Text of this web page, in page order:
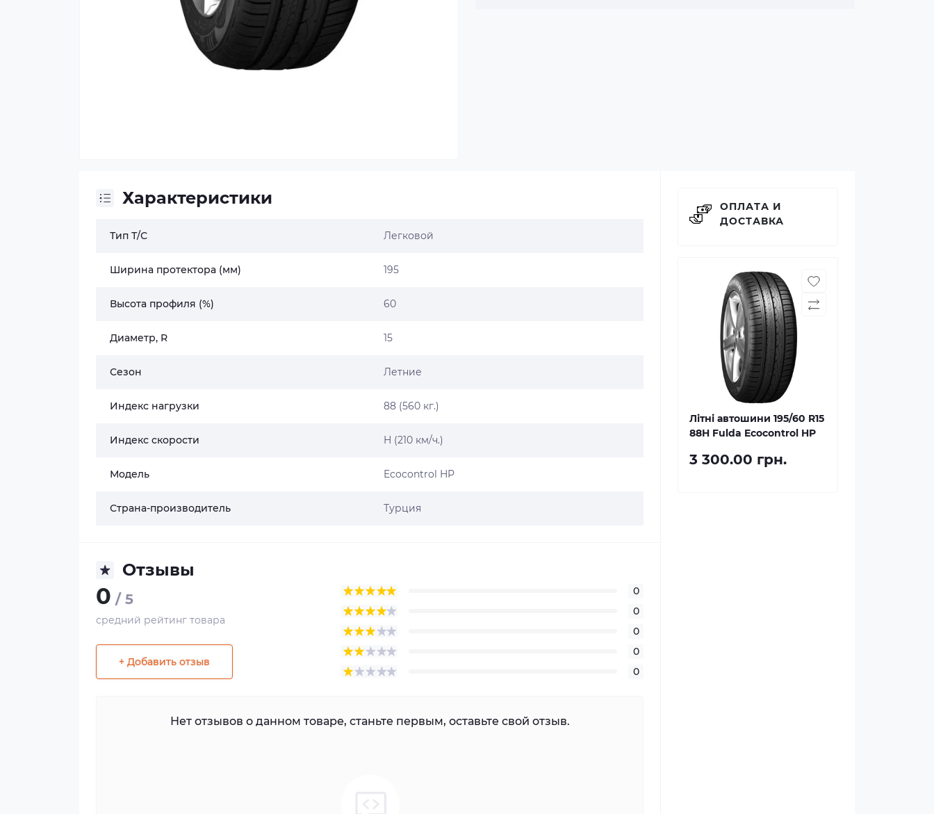
Характеристики
Тип Т/С Легковой
Ширина протектора (мм) 195
Высота профиля (%) 60
Диаметр, R 15
Сезон Летние
Индекс нагрузки 88 (560 кг.)
Индекс скорости H (210 км/ч.)
Модель Ecocontrol HP
Страна-производитель Турция
Отзывы
0 / 5
средний рейтинг товара
+ Добавить отзыв
0
0
0
0
0
Нет отзывов о данном товаре, станьте первым, оставьте свой отзыв.
ОПЛАТА И
ДОСТАВКА
Літні автошини 195/60 R15
88H Fulda Ecocontrol HP
3 300.00 грн.